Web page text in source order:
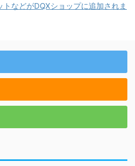
トなどがDQXショップに追加されま